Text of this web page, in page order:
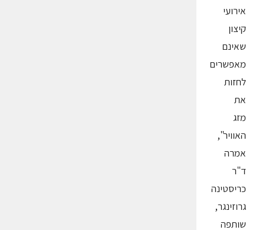
אירועי
קיצון
שאינם
מאפשרים
לחזות
את
מזג
האוויר",
אמרה
ד"ר
כריסטינה
גרוזינגר,
שותפה